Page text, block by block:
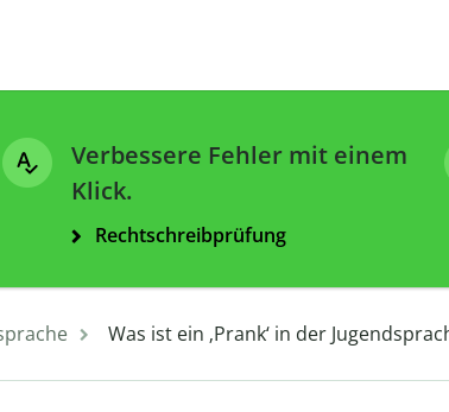
Verbessere Fehler mit einem
Klick.
Rechtschreibprüfung
Was ist ein ‚Prank‘ in der